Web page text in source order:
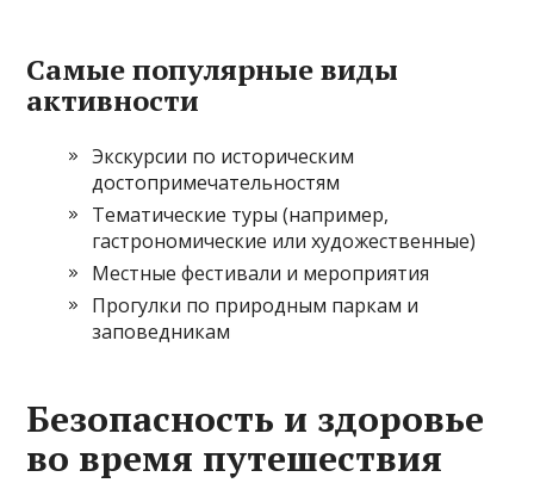
Самые популярные виды
активности
Экскурсии по историческим
достопримечательностям
Тематические туры (например,
гастрономические или художественные)
Местные фестивали и мероприятия
Прогулки по природным паркам и
заповедникам
Безопасность и здоровье
во время путешествия